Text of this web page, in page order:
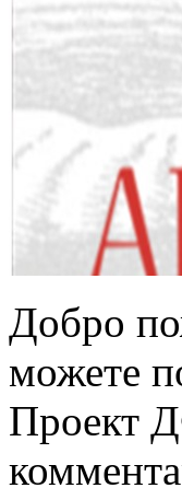
Добро
можете
Проект